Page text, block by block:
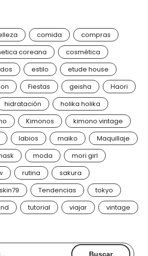
comida
compras
coreana
cosmética
estilo
etude house
Fiestas geisha
Haori
hidratación
holika holika
Kimonos
kimono vintage
labios maiko
Maquillaje
moda
mori girl
rutina
sakura
skin79 Tendencias
tokyo
tutorial viajar vintage
BuscarBuscar